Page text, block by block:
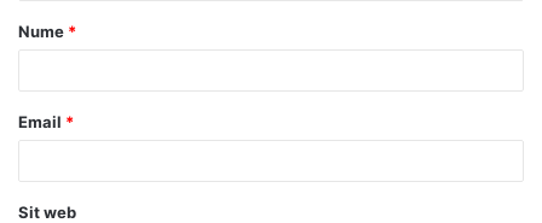
Nume *
Email *
Sit web